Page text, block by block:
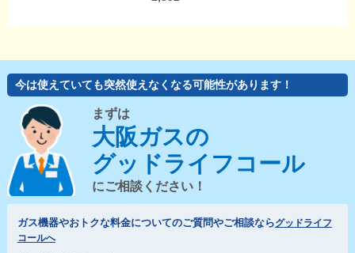
今は使えていても突然使えなくなる可能性があります！
まずは
大阪ガスの
グッドライフコール
にご相談ください！
ガス機器やおトクな料金についてのご質問やご相談ならグッドライフ
コールへ